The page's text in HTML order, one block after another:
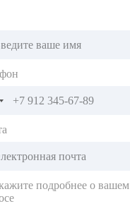
подробнее о вашем